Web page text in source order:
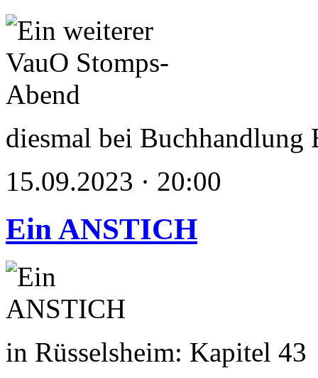
diesmal bei Buchhandlung
15.09.2023 · 20:00
Ein ANSTICH
in Rüsselsheim: Kapitel 43